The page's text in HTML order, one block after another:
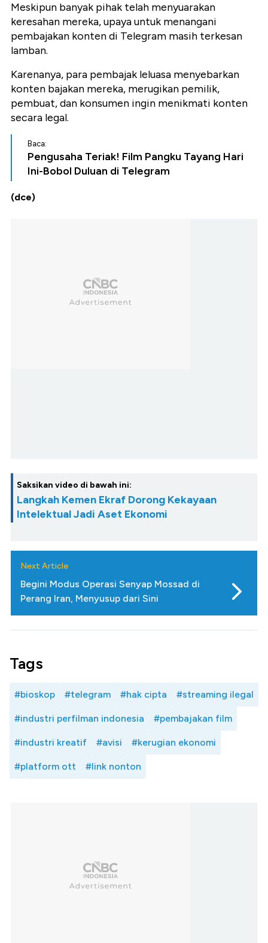
Meskipun banyak pihak telah menyuarakan
keresahan mereka, upaya untuk menangani
pembajakan konten di Telegram masih terkesan
lamban.
Karenanya, para pembajak leluasa menyebarkan
konten bajakan mereka, merugikan pemilik,
pembuat, dan konsumen ingin menikmati konten
secara legal.
Baca:
Pengusaha Teriak! Film Pangku Tayang Hari
Ini-Bobol Duluan di Telegram
(dce)
Saksikan video di bawah ini:
Langkah Kemen Ekraf Dorong Kekayaan
Intelektual Jadi Aset Ekonomi
Next Article
Begini Modus Operasi Senyap Mossad di
Perang Iran, Menyusup dari Sini
Tags
#bioskop #telegram #hak cipta #streaming ilegal
#industri perfilman indonesia #pembajakan film
#industri kreatif #avisi #kerugian ekonomi
#platform ott #link nonton